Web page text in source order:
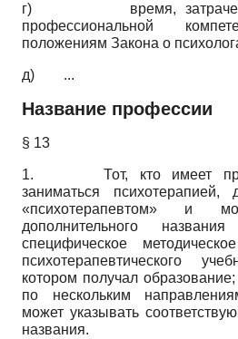
г) время,
профессиональной
положениям Закона о
д) ...
Название профессии
§ 13
1. Тот, кто имеет
заниматься психотерапией,
«психотерапевтом» и
дополнительного
специфическое
психотерапевтического
котором получал
по нескольким
может указывать
названия.